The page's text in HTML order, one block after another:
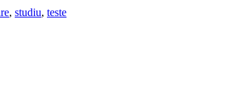
, studiu, teste